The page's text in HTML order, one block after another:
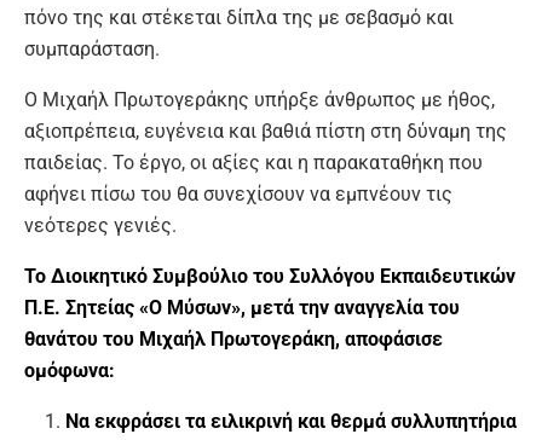
πόνο της και στέκεται δίπλα της με σεβασμό και
συμπαράσταση.
Ο Μιχαήλ Πρωτογεράκης υπήρξε άνθρωπος με ήθος,
αξιοπρέπεια, ευγένεια και βαθιά πίστη στη δύναμη της
παιδείας. Το έργο, οι αξίες και η παρακαταθήκη που
αφήνει πίσω του θα συνεχίσουν να εμπνέουν τις
νεότερες γενιές.
Το Διοικητικό Συμβούλιο του Συλλόγου Εκπαιδευτικών
Π.Ε. Σητείας «Ο Μύσων», μετά την αναγγελία του
θανάτου του Μιχαήλ Πρωτογεράκη, αποφάσισε
ομόφωνα:
Να εκφράσει τα ειλικρινή και θερμά συλλυπητήρια